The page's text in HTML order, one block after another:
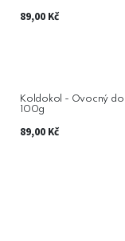
89,00 Kč
Koldokol - Ovocný
100g
89,00 Kč